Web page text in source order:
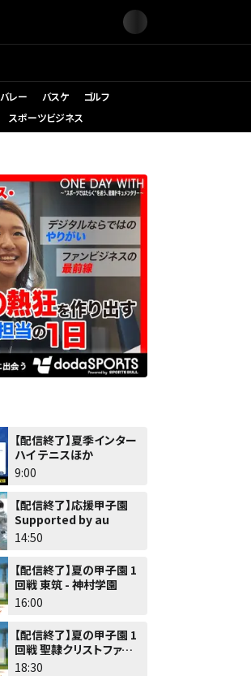
バレー バスケ
ゴルフ
スポーツビジネス
【配信終了】夏季インター
ハイ テニスほか
9:00
【配信終了】応援甲子園
Supported by au
14:50
【配信終了】夏の甲子園 1
回戦 東筑 - 神村学園
16:00
【配信終了】夏の甲子園 1
回戦 聖隷クリストファー -
佐野日大
18:30